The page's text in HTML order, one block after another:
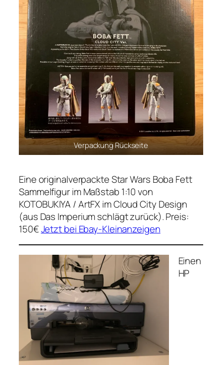
Verpackung Rückseite
Eine originalverpackte Star Wars Boba Fett
Sammelfigur im Maßstab 1:10 von
KOTOBUKIYA / ArtFX im Cloud City Design
(aus Das Imperium schlägt zurück). Preis:
150€Jetzt bei Ebay-Kleinanzeigen
Einen
HP